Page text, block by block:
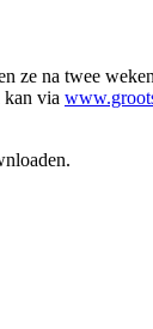
ze na twee
kan via